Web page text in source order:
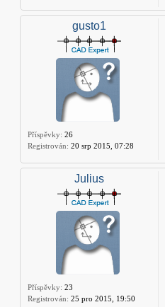
gusto1
Příspěvky: 26
Registrován: 20 srp 2015, 07:28
Julius
Příspěvky: 23
Registrován: 25 pro 2015, 19:50